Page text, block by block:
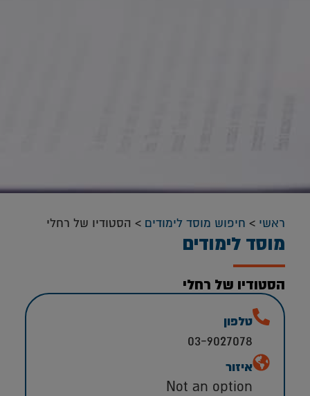
ראשי > חיפוש מוסד לימודים > הסטודיו של רחלי
מוסד לימודים
הסטודיו של רחלי
טלפון
03-9027078
איזור
Not an option